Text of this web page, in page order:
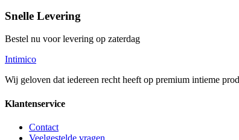
Snelle Levering
Bestel nu voor levering op zaterdag
Intimico
Wij geloven dat iedereen recht heeft op premium intieme
Klantenservice
Contact
Veelgestelde vragen